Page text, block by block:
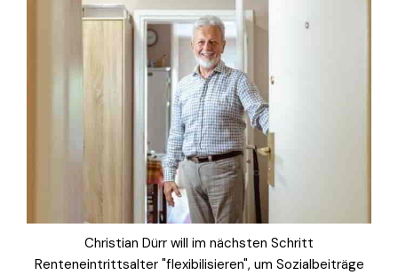
Christian Dürr will im nächsten Schritt
Renteneintrittsalter "flexibilisieren", um Sozialbeiträge